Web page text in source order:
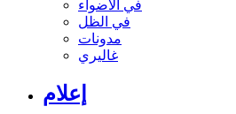
في الأضواء
في الظل
مدونات
غاليري
إعلام